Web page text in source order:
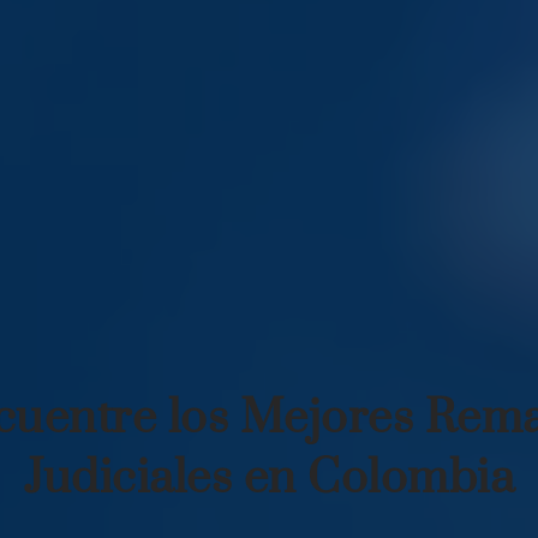
los Mejores
Judiciales en Colombia